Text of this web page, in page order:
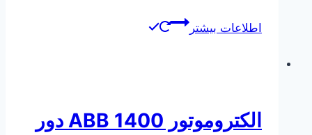
اطلاعات بیشتر
الکتروموتور ABB 1400 دور